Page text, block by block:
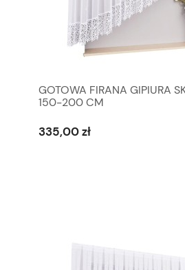
GOTOWA FIRANA GIPIURA
150-200 CM
335,00 zł